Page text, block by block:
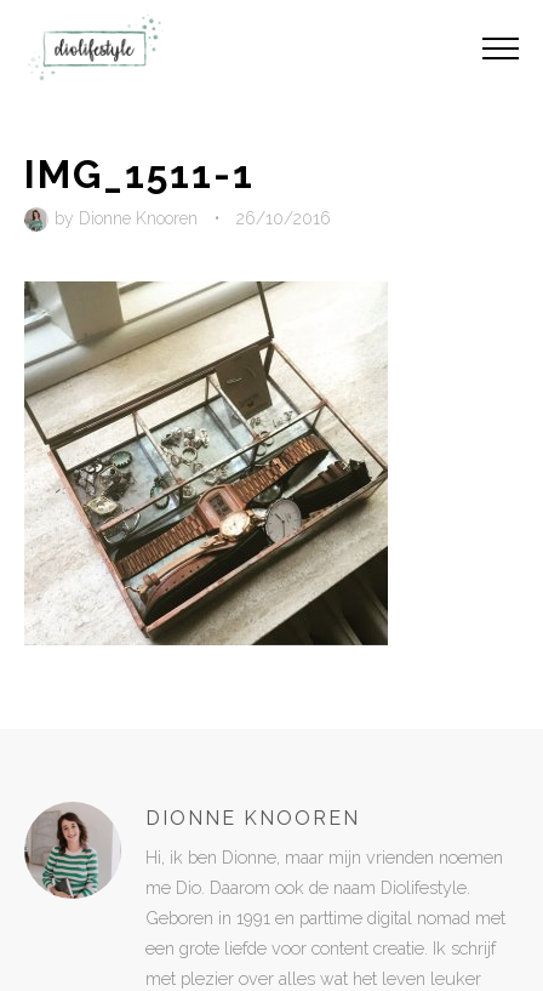
IMG_1511-1
by Dionne Knooren • 26/10/2016
DIONNE KNOOREN
Hi, ik ben Dionne, maar mijn vrienden noemen
me Dio. Daarom ook de naam Diolifestyle.
Geboren in 1991 en parttime digital nomad met
een grote liefde voor content creatie. Ik schrijf
met plezier over alles wat het leven leuker